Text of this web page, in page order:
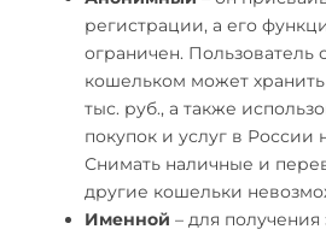
регистрации, а его
ограничен. Пользователь
кошельком может
тыс. руб., а также
покупок и услуг в России
Снимать наличные и
другие кошельки
Именной – для получения